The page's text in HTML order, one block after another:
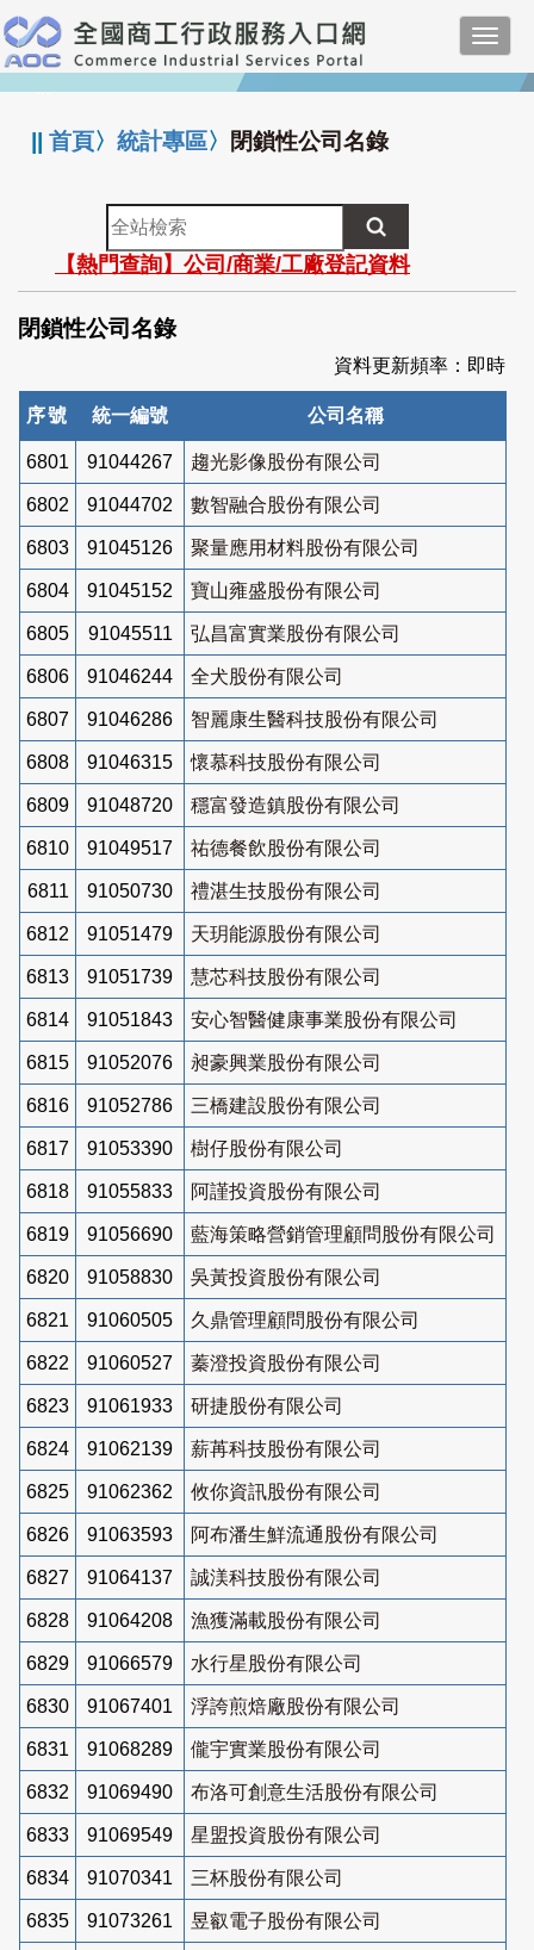
跳
到
主
要
:::
||首頁〉統計專區〉 閉鎖性公司名錄
全
站
檢
索
【熱門查詢】公司/商業/工廠登記資料
閉鎖性公司名錄
資料更新頻率：即時
序號 統一編號 公司名稱
6801 91044267 趨光影像股份有限公司
6802 91044702 數智融合股份有限公司
6803 91045126 聚量應用材料股份有限公司
6804 91045152 寶山雍盛股份有限公司
6805 91045511 弘昌富實業股份有限公司
6806 91046244 全犬股份有限公司
6807 91046286 智麗康生醫科技股份有限公司
6808 91046315 懷慕科技股份有限公司
6809 91048720 穩富發造鎮股份有限公司
6810 91049517 祐德餐飲股份有限公司
6811 91050730 禮湛生技股份有限公司
6812 91051479 天玥能源股份有限公司
6813 91051739 慧芯科技股份有限公司
6814 91051843 安心智醫健康事業股份有限公司
6815 91052076 昶豪興業股份有限公司
6816 91052786 三橋建設股份有限公司
6817 91053390 樹仔股份有限公司
6818 91055833 阿謹投資股份有限公司
6819 91056690 藍海策略營銷管理顧問股份有限公司
6820 91058830 吳黃投資股份有限公司
6821 91060505 久鼎管理顧問股份有限公司
6822 91060527 蓁澄投資股份有限公司
6823 91061933 研捷股份有限公司
6824 91062139 薪苒科技股份有限公司
6825 91062362 攸你資訊股份有限公司
6826 91063593 阿布潘生鮮流通股份有限公司
6827 91064137 誠渼科技股份有限公司
6828 91064208 漁獲滿載股份有限公司
6829 91066579 水行星股份有限公司
6830 91067401 浮誇煎焙廠股份有限公司
6831 91068289 儱宇實業股份有限公司
6832 91069490 布洛可創意生活股份有限公司
6833 91069549 星盟投資股份有限公司
6834 91070341 三杯股份有限公司
6835 91073261 昱叡電子股份有限公司